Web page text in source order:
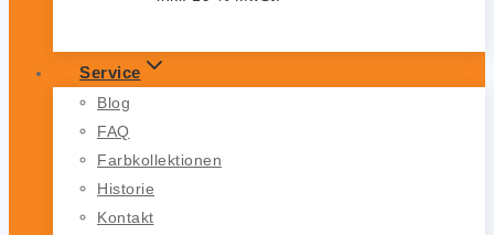
Service
Blog
FAQ
Farbkollektionen
Historie
Kontakt